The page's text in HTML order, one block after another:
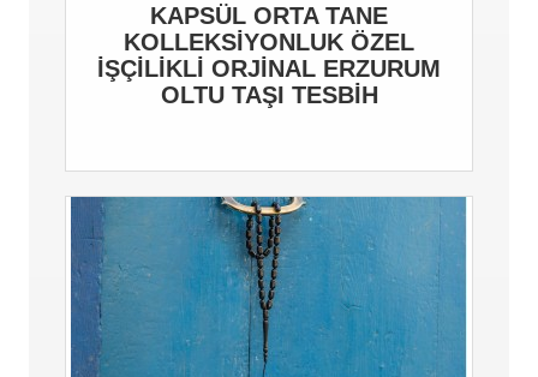
KAPSÜL ORTA TANE
KOLLEKSİYONLUK ÖZEL
İŞÇİLİKLİ ORJİNAL ERZURUM
OLTU TAŞI TESBİH